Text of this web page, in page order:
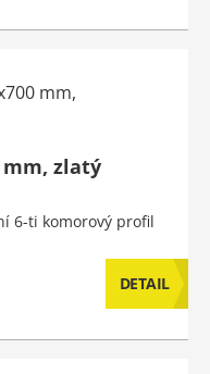
mm, zlatý
6-ti komorový profil
DETAIL